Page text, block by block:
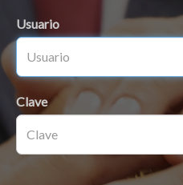
Usuario
Clave